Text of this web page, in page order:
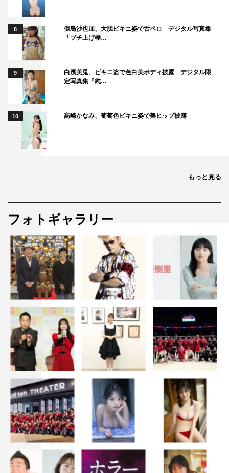
8
似鳥沙也加、大胆ビキニ姿で舌ペロ デジタル写真集
「ブチ上げ極…
9
白濱美兎、ビキニ姿で色白美ボディ披露 デジタル限
定写真集『純…
10 高崎かなみ、葡萄色ビキニ姿で美ヒップ披露
もっと見る
フォトギャラリー